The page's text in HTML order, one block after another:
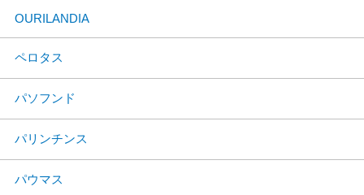
OURILANDIA
ペロタス
パソフンド
パリンチンス
パウマス